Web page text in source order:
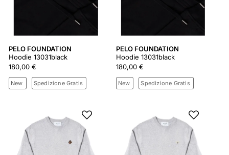
PELO FOUNDATION
Hoodie 13031black
180,00 €
New Spedizione Gratis
PELO FOUNDATION
Hoodie 13031black
180,00 €
New Spedizione Gratis